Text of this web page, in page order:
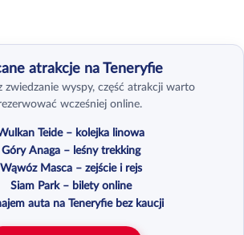
atrakcje na Teneryfie
zwiedzanie wyspy, część atrakcji warto
wcześniej online.
Teide – kolejka linowa
Góry Anaga – leśny trekking
Wąwóz Masca – zejście i rejs
Siam Park – bilety online
auta na Teneryfie bez kaucji